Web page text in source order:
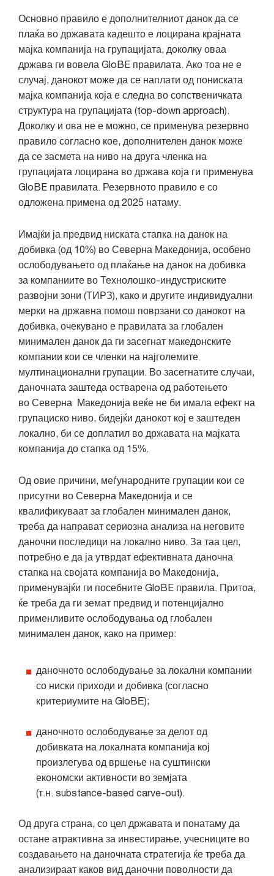
Основно правило е дополнителниот данок да се
плаќа во државата кадешто е лоцирана крајната
мајка компанија на групацијата, доколку оваа
држава ги вовела GloBE правилата. Ако тоа не е
случај, данокот може да се наплати од пониската
мајка компанија која е следна во сопственичката
структура на групацијата (top-down approach).
Доколку и ова не е можно, се применува резервно
правило согласно кое, дополнителен данок може
да се засмета на ниво на друга членка на
групацијата лоцирана во држава која ги применува
GloBE правилата. Резервното правило е со
одложена примена од 2025 натаму.
Имајќи ја предвид ниската стапка на данок на
добивка (од 10%) во Северна Македонија, особено
ослободувањето од плаќање на данок на добивка
за компаниите во Технолошко-индустриските
развојни зони (ТИРЗ), како и другите индивидуални
мерки на државна помош поврзани со данокот на
добивка, очекувано е правилата за глобален
минимален данок да ги засегнат македонските
компании кои се членки на најголемите
мултинационални групации. Во засегнатите случаи,
даночната заштеда остварена од работењето
во Северна Македонија веќе не би имала ефект на
групациско ниво, бидејќи данокот кој е заштеден
локално, би се доплатил во државата на мајката
компанија до стапка од 15%.
Од овие причини, меѓународните групации кои се
присутни во Северна Македонија и се
квалификуваат за глобален минимален данок,
треба да направат сериозна анализа на неговите
даночни последици на локално ниво. За таа цел,
потребно е да ја утврдат ефективната даночна
стапка на својата компанија во Македонија,
применувајќи ги посебните GloBE правила. Притоа,
ќе треба да ги земат предвид и потенцијално
применливите ослободувања од глобален
минимален данок, како на пример:
даночното ослободување за локални компании
со ниски приходи и добивка (согласно
критериумите на GloBЕ);
даночното ослободување за делот од
добивката на локалната компанија кој
произлегува од вршење на суштински
економски активности во земјата
(т.н. substance-based carve-out).
Од друга страна, со цел државата и понатаму да
остане атрактивна за инвестирање, учесниците во
создавањето на даночната стратегија ќе треба да
анализираат каков вид даночни поволности да